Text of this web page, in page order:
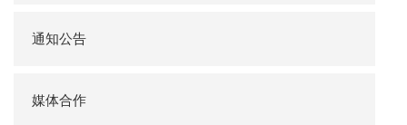
通知公告
媒体合作